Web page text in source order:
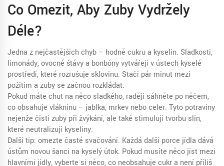
Co Omezit, Aby Zuby Vydržely
Déle?
Jedna z nejčastějších chyb – hodně cukru a kyselin. Sladkosti,
limonády, ovocné šťávy a bonbóny vytvářejí v ústech kyselé
prostředí, které rozrušuje sklovinu. Stačí pár minut mezi
požitím a zuby se začnou rozkládat.
Pokud máte chuť na něco sladkého, raději sáhněte po něčem,
co obsahuje vlákninu – jablka, mrkev nebo celer. Tyto potraviny
nejenže čistí zuby při žvýkání, ale také stimulují tvorbu slin,
které neutralizují kyseliny.
Další tip: omezte časté svačování. Každá další porce jídla dává
ústům novou šanci na kyselý útok. Pokud musíte něco jíst mezi
hlavními jídly, vyberte si něco, co neobsahuje cukr a není příliš